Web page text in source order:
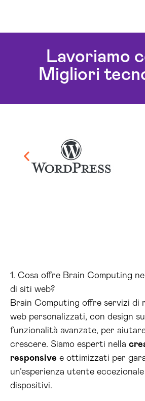
Lavoriamo
Migliori
1. Cosa offre Brain Computing
di siti web?
Brain Computing offre servizi di
web personalizzati, con design
funzionalità avanzate, per
crescere. Siamo esperti nella
responsive e ottimizzati per
un’esperienza utente
dispositivi.